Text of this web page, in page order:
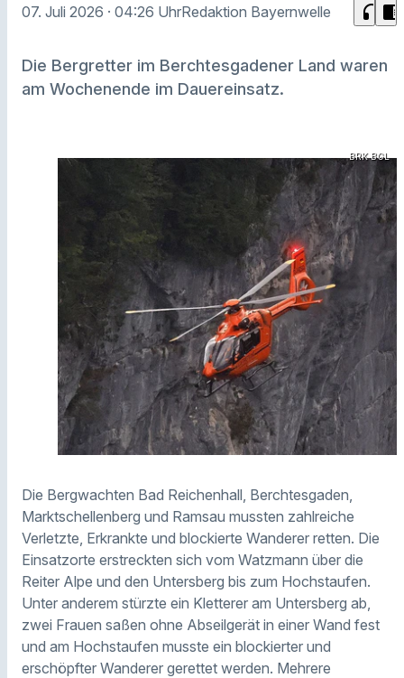
07. Juli 2026 · 04:26 UhrRedaktion Bayernwelle headphones chrome_reader_mode
Die Bergretter im Berchtesgadener Land waren
am Wochenende im Dauereinsatz.
BRK BGL
Die Bergwachten Bad Reichenhall, Berchtesgaden,
Marktschellenberg und Ramsau mussten zahlreiche
Verletzte, Erkrankte und blockierte Wanderer retten. Die
Einsatzorte erstreckten sich vom Watzmann über die
Reiter Alpe und den Untersberg bis zum Hochstaufen.
Unter anderem stürzte ein Kletterer am Untersberg ab,
zwei Frauen saßen ohne Abseilgerät in einer Wand fest
und am Hochstaufen musste ein blockierter und
erschöpfter Wanderer gerettet werden. Mehrere